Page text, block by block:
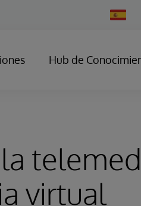
Change
Country
Hub de
virtual